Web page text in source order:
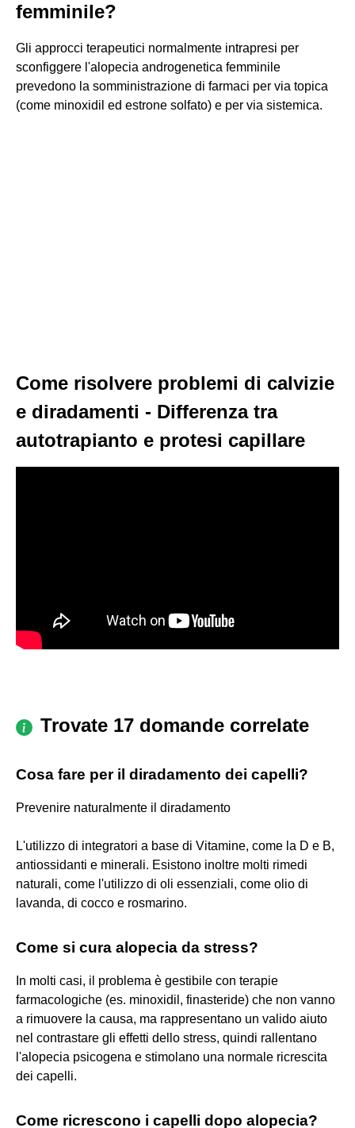
femminile?
Gli approcci terapeutici normalmente intrapresi per
sconfiggere l'alopecia androgenetica femminile
prevedono la somministrazione di farmaci per via topica
(come minoxidil ed estrone solfato) e per via sistemica.
Come risolvere problemi di calvizie
e diradamenti - Differenza tra
autotrapianto e protesi capillare
Trovate 17 domande correlate
Cosa fare per il diradamento dei capelli?
Prevenire naturalmente il diradamento
L'utilizzo di integratori a base di Vitamine, come la D e B,
antiossidanti e minerali. Esistono inoltre molti rimedi
naturali, come l'utilizzo di oli essenziali, come olio di
lavanda, di cocco e rosmarino.
Come si cura alopecia da stress?
In molti casi, il problema è gestibile con terapie
farmacologiche (es. minoxidil, finasteride) che non vanno
a rimuovere la causa, ma rappresentano un valido aiuto
nel contrastare gli effetti dello stress, quindi rallentano
l'alopecia psicogena e stimolano una normale ricrescita
dei capelli.
Come ricrescono i capelli dopo alopecia?